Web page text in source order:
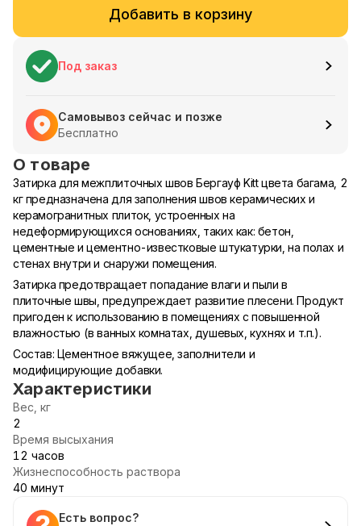
Добавить в корзину
Под заказ
Самовывоз сейчас и позже
Бесплатно
О товаре
Затирка для межплиточных швов Бергауф Kitt цвета багама, 2
кг предназначена для заполнения швов керамических и
керамогранитных плиток, устроенных на
недеформирующихся основаниях, таких как: бетон,
цементные и цементно-известковые штукатурки, на полах и
стенах внутри и снаружи помещения.
Затирка предотвращает попадание влаги и пыли в
плиточные швы, предупреждает развитие плесени. Продукт
пригоден к использованию в помещениях с повышенной
влажностью (в ванных комнатах, душевых, кухнях и т.п.).
Состав: Цементное вяжущее, заполнители и
модифицирующие добавки.
Характеристики
Вес, кг
2
Время высыхания
12 часов
Жизнеспособность раствора
40 минут
Есть вопрос?